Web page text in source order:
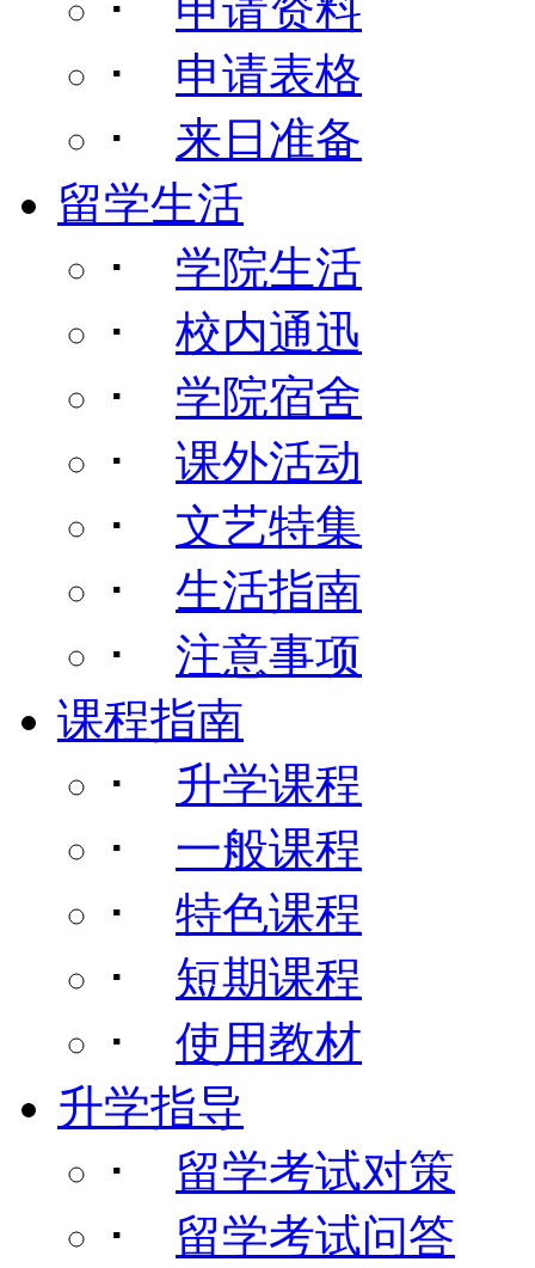
･ 申请表格
･ 来日准备
留学生活
･ 学院生活
･ 校内通迅
･ 学院宿舍
･ 课外活动
･ 文艺特集
･ 生活指南
･ 注意事项
课程指南
･ 升学课程
･ 一般课程
･ 特色课程
･ 短期课程
･ 使用教材
升学指导
･ 留学考试对策
･ 留学考试问答